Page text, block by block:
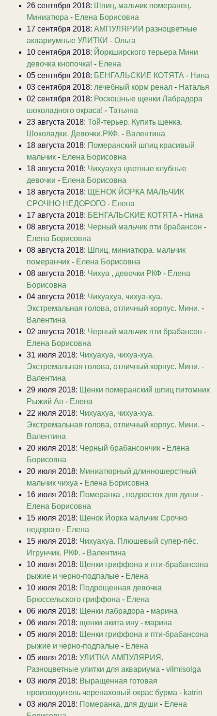
26 сентября 2018: Шпиц, мальчик померанец.
Миниатюра - Елена Борисовна
17 сентября 2018: АМПУЛЯРИИ разноцветные
аквариумные УЛИТКИ - Ольга
10 сентября 2018: Йоркширского терьера Мини
девочка кнопочка! - Елена
05 сентября 2018: БЕНГАЛЬСКИЕ КОТЯТА - Нина
03 сентября 2018: лечебный корм ренал - Наталья
02 сентября 2018: Роскошные щенки Лабрадора
шоколадного окраса! - Татьяна
23 августа 2018: Той-терьер. Купить щенка.
Шоколадки. Девочки.РКФ. - Валентина
18 августа 2018: Померанский шпиц красивый
мальчик - Елена Борисовна
18 августа 2018: Чихуахуа цветные клубные
девочки - Елена Борисовна
18 августа 2018: ЩЕНОК ЙОРКА МАЛЬЧИК
СРОЧНО НЕДОРОГО - Елена
17 августа 2018: БЕНГАЛЬСКИЕ КОТЯТА - Нина
08 августа 2018: Черный мальчик пти брабансон -
Елена Борисовна
08 августа 2018: Шпиц, миниатюра. мальчик
померанчик - Елена Борисовна
08 августа 2018: Чихуа , девочки РКФ - Елена
Борисовна
04 августа 2018: Чихуахуа, чихуа-хуа.
Экстремальная голова, отличный корпус. Мини. -
Валентина
02 августа 2018: Черный мальчик пти брабансон -
Елена Борисовна
31 июля 2018: Чихуахуа, чихуа-хуа.
Экстремальная голова, отличный корпус. Мини. -
Валентина
29 июля 2018: Щенки померанский шпиц питомник
Рыжий Ап - Елена
22 июля 2018: Чихуахуа, чихуа-хуа.
Экстремальная голова, отличный корпус. Мини. -
Валентина
20 июля 2018: Черный брабансончик - Елена
Борисовна
20 июля 2018: Миниатюрный длинношерстный
мальчик чихуа - Елена Борисовна
16 июля 2018: Померанка , подросток для души -
Елена Борисовна
15 июля 2018: Щенок Йорка мальчик Срочно
недорого - Елена
15 июля 2018: Чихуахуа. Плюшевый супер-пёс.
Игрунчик. РКФ. - Валентина
10 июля 2018: Щенки гриффона и пти-брабансона
рыжие и черно-подпалые - Елена
10 июля 2018: Подрощенная девочка
Брюссельского гриффона - Елена
06 июля 2018: Щенки лабрадора - марина
06 июля 2018: щенки акита ину - марина
05 июля 2018: Щенки гриффона и пти-брабансона
рыжие и черно-подпалые - Елена
05 июля 2018: УЛИТКА АМПУЛЯРИЯ.
Разноцветные улитки для аквариума - vilmisolga
03 июля 2018: Выращенная готовая
производитель черепаховый окрас бурма - katrin
03 июля 2018: Померанка, для души - Елена